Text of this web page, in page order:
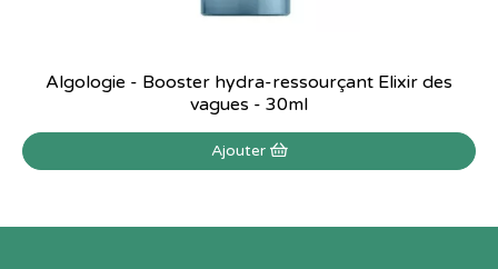
Algologie - Booster hydra-ressourçant Elixir des
vagues - 30ml
Ajouter